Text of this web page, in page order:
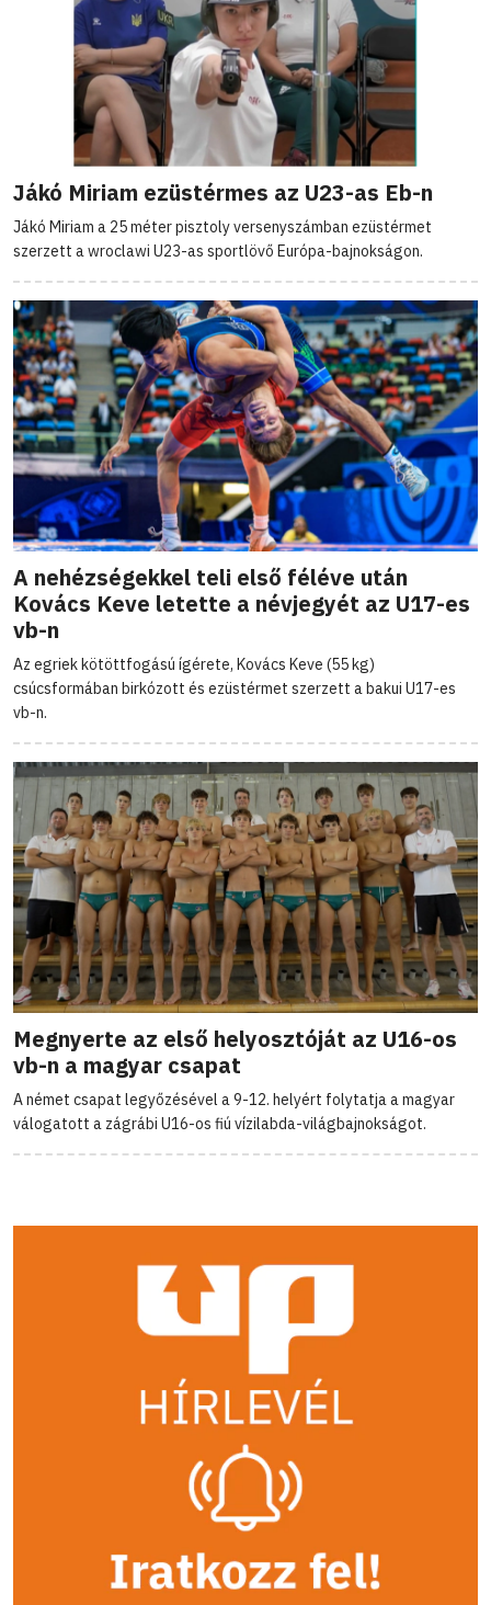
Jákó Miriam ezüstérmes az U23-as Eb-n
Jákó Miriam a 25 méter pisztoly versenyszámban ezüstérmet
szerzett a wroclawi U23-as sportlövő Európa-bajnokságon.
A nehézségekkel teli első féléve után
Kovács Keve letette a névjegyét az U17-es
vb-n
Az egriek kötöttfogású ígérete, Kovács Keve (55 kg)
csúcsformában birkózott és ezüstérmet szerzett a bakui U17-es
vb-n.
Megnyerte az első helyosztóját az U16-os
vb-n a magyar csapat
A német csapat legyőzésével a 9-12. helyért folytatja a magyar
válogatott a zágrábi U16-os fiú vízilabda-világbajnokságot.